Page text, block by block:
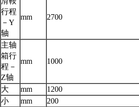
行程
－Y
轴
mm 2700
主轴
箱行
程－
Z轴
mm 1000
大 mm 1200
小
mm 200